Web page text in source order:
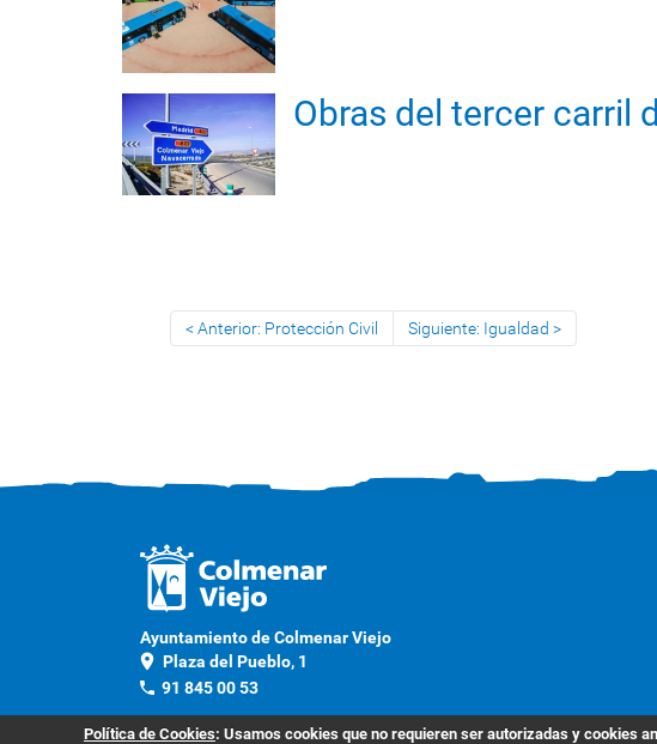
Obras del tercer carril
Anterior: Protección Civil Siguiente: Igualdad
Ayuntamiento de Colmenar Viejo
location_on Plaza del Pueblo, 1
phone 91 845 00 53
Contacto
Política de Cookies: Usamos cookies que no requieren ser autorizadas y cookies